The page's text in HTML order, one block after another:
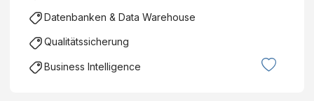
Datenbanken & Data Warehouse
Qualitätssicherung
Business Intelligence